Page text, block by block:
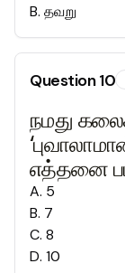
B. தவறு
Question10
நமது
எத்தனை
A. 5
B. 7
C. 8
D. 10